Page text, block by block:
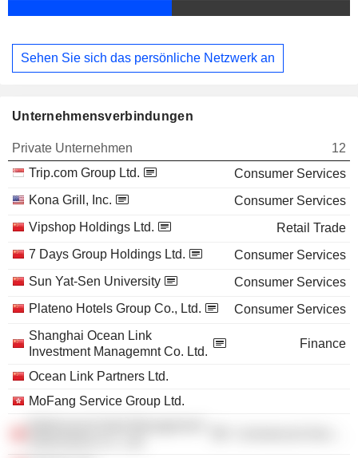
Sehen Sie sich das persönliche Netzwerk an
Unternehmensverbindungen
Private Unternehmen
12
Trip.com Group Ltd.
Consumer Services
Kona Grill, Inc.
Consumer Services
Vipshop Holdings Ltd.
Retail Trade
7 Days Group Holdings Ltd.
Consumer Services
Sun Yat-Sen University
Consumer Services
Plateno Hotels Group Co., Ltd.
Consumer Services
Shanghai Ocean Link
Investment Managemnt Co. Ltd.
Finance
Ocean Link Partners Ltd.
MoFang Service Group Ltd.